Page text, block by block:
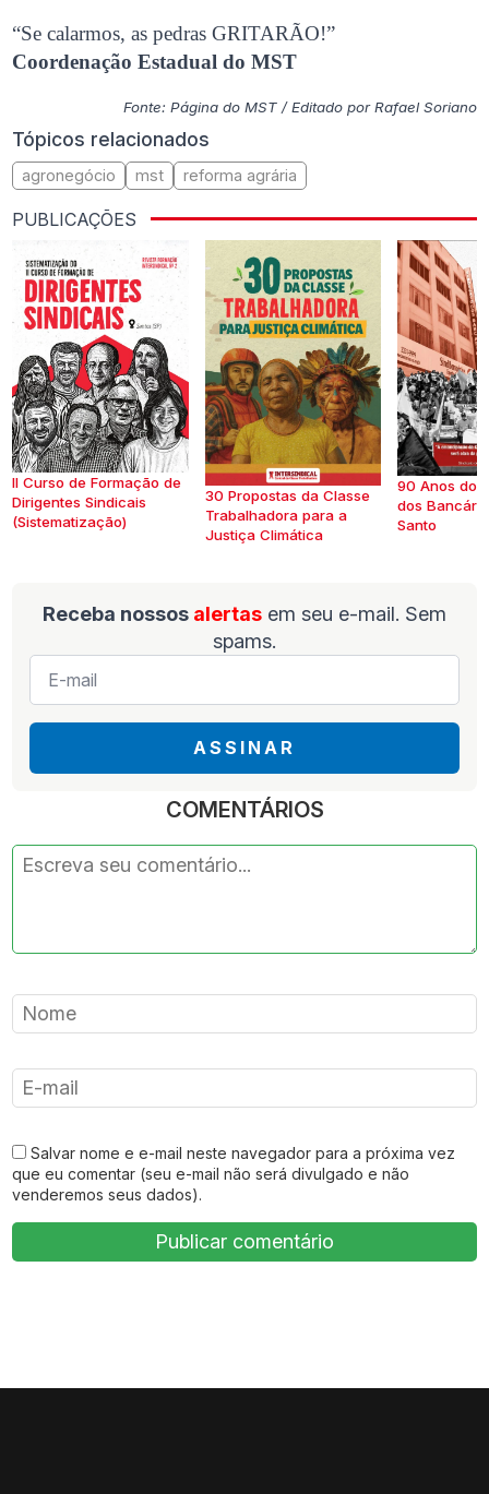
“Se calarmos, as pedras GRITARÃO!”
Coordenação Estadual do MST
Fonte: Página do MST / Editado por Rafael Soriano
Tópicos relacionados
agronegócio mst reforma agrária
PUBLICAÇÕES
II Curso de Formação de
Dirigentes Sindicais
(Sistematização)
30 Propostas da Classe
Trabalhadora para a
Justiça Climática
90 Anos do
dos
Santo
Receba nossos alertas em seu e-mail. Sem
spams.
E-
mail
ASSINAR
COMENTÁRIOS
Salvar nome e e-mail neste navegador para a próxima vez
que eu comentar (seu e-mail não será divulgado e não
venderemos seus dados).